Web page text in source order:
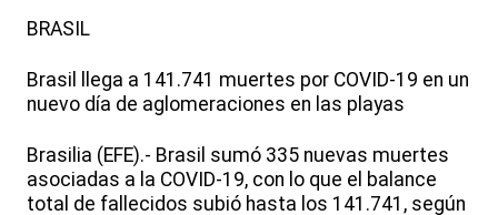
BRASIL
Brasil llega a 141.741 muertes por COVID-19 en un
nuevo día de aglomeraciones en las playas
Brasilia (EFE).- Brasil sumó 335 nuevas muertes
asociadas a la COVID-19, con lo que el balance
total de fallecidos subió hasta los 141.741, según